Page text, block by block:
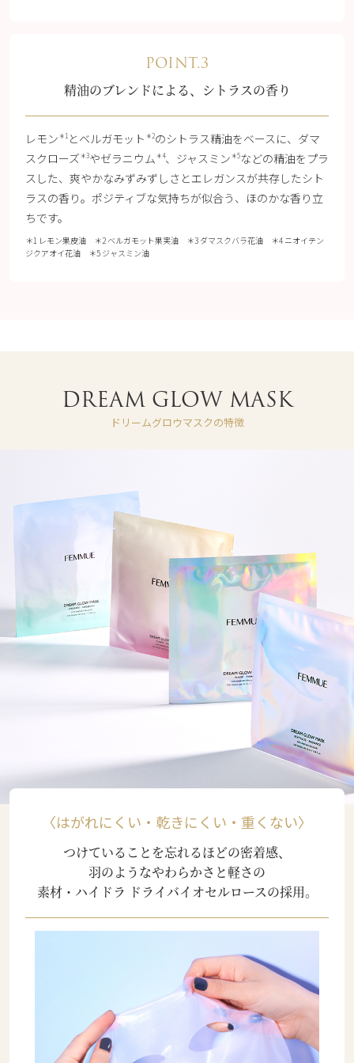
POINT.3
精油のブレンドによる、シトラスの香り
レモン＊1 とベルガモット ＊2のシトラス精油をベースに、ダマ
スクローズ＊3やゼラニウム＊4、ジャスミン＊5などの精油をプラ
スした、爽やかなみずみずしさとエレガンスが共存したシト
ラスの香り。ポジティブな気持ちが似合う、ほのかな香り立
ちです。
＊1 レモン果皮油 ＊2 ベルガモット果実油 ＊3 ダマスクバラ花油 ＊4 ニオイテン
ジクアオイ花油 ＊5 ジャスミン油
DREAM GLOW MASK
ドリームグロウマスクの特徴
〈はがれにくい・乾きにくい・重くない〉
つけていることを忘れるほどの密着感、
羽のようなやわらかさと軽さの
素材・ハイドラ ドライバイオセルロースの採用。